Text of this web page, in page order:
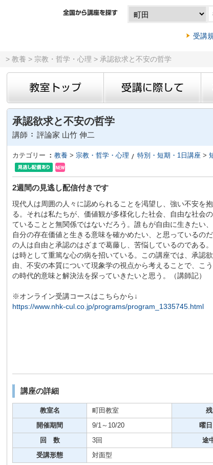
受講
> 教養 > 宗教・哲学・心理 > 承認欲求と不安の哲学
承認欲求と不安の哲学
講師 評論家 山竹 伸二
カテゴリー 教養> 宗教・哲学・心理 特別・短期・1日講座 >
2週間の見逃し配信付きです
現代人は周囲の人々に認められることを渇望し、強い不安を
る。それは私たちが、価値観が多様化した社会、自由な社会
ていることと無関係ではないだろう。誰もが自由に生きたい
自分の存在価値と生きる意味を確かめたい、と思っているのだ
の人は自由と承認のはざまで葛藤し、苦悩しているのである
は時として重篤な心の病を招いている。この講座では、承認
由、不安の本質について現象学の視点から考えることで、こ
の時代的意味と解決法を探っていきたいと思う。（講師記）
※オンライン受講コースはこちらから↓
https://www.nhk-cul.co.jp/programs/program_1335745.html
講座の詳細
教室名 町田教室
開催期間 9/1～10/20 曜
回 数 3回 途
受講形態 対面型
手芸・工芸
和楽器・古典芸能
書道・カリグラフィー